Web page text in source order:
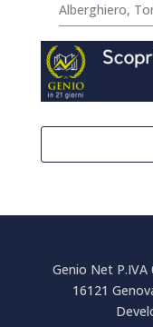
Alberghiero,
Genio Net
16121